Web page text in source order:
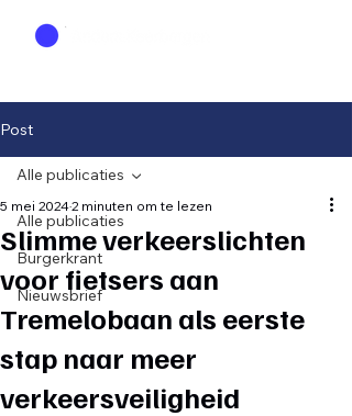
Post
Alle publicaties
Burgerkrant
Nieuwsbrief
Alle publicaties
Slimme verkeerslichten
voor fietsers aan
Tremelobaan als eerste
stap naar meer
verkeersveiligheid
5 mei 20242 minuten om te lezen